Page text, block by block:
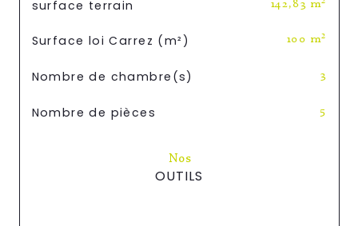
surface terrain 142,83 m²
Surface loi Carrez (m²) 100 m²
Nombre de chambre(s) 3
Nombre de pièces 5
Nos
OUTILS